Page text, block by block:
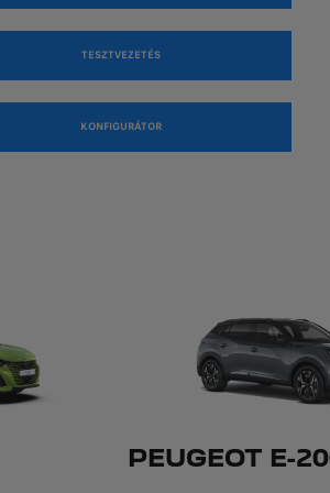
TESZTVEZETÉS
KONFIGURÁTOR
PEUGEOT E-